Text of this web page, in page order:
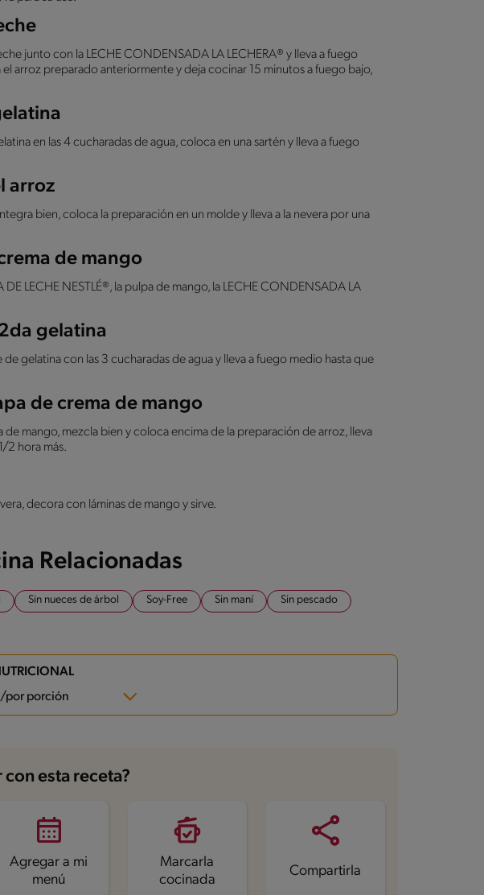
junto con la LECHE CONDENSADA LA LECHERA® y lleva a fuego
el arroz preparado anteriormente y deja cocinar 15 minutos a fuego bajo,
en las 4 cucharadas de agua, coloca en una sartén y lleva a fuego
arroz
bien, coloca la preparación en un molde y lleva a la nevera por una
de mango
DE LECHE NESTLÉ®, la pulpa de mango, la LECHE CONDENSADA LA
gelatina
de gelatina con las 3 cucharadas de agua y lleva a fuego medio hasta que
de crema de mango
de mango, mezcla bien y coloca encima de la preparación de arroz, lleva
2 hora más.
decora con láminas de mango y sirve.
Relacionadas
Sin nueces de árbol Soy-Free Sin maní
Sin pescado
/por porción
esta receta?
Agregar a mi
menú
Marcarla
cocinada
Compartirla